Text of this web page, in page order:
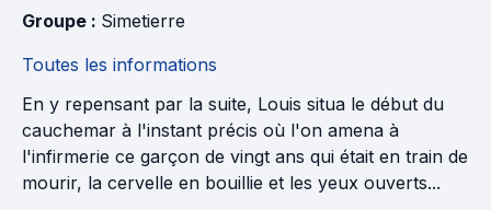
Groupe : Simetierre
Toutes les informations
En y repensant par la suite, Louis situa le début du
cauchemar à l'instant précis où l'on amena à
l'infirmerie ce garçon de vingt ans qui était en train de
mourir, la cervelle en bouillie et les yeux ouverts...